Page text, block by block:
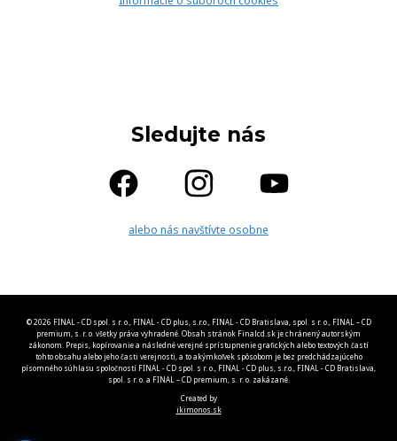
Sledujte nás
alebo nás navštívte osobne
© 2026 FINAL - CD spol. s r. o., FINAL - CD plus, s.r.o., FINAL - CD Bratislava, spol. s r. o., FINAL – CD
premium, s. r. o. všetky práva vyhradené. Obsah stránok Finalcd.sk je chránený autorským
zákonom. Prepis, kopírovanie a následné verejné sprístupnenie grafických alebo textových častí
tohto obsahu alebo jeho časti verejnosti, a to akýmkoľvek spôsobom je bez predchádzajúceho
písomného súhlasu spoločností FINAL - CD spol. s r. o., FINAL - CD plus, s.r.o., FINAL - CD Bratislava,
spol. s r. o. a FINAL – CD premium, s. r. o. zakázané.
Created by
ikimonos.sk